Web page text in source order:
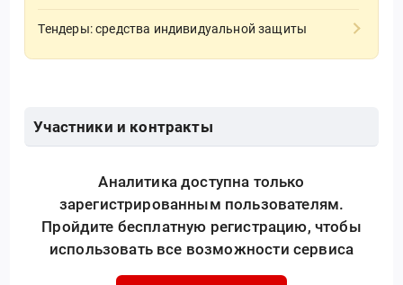
Тендеры: средства индивидуальной защиты
Участники и контракты
Аналитика доступна только
зарегистрированным пользователям.
Пройдите бесплатную регистрацию, чтобы
использовать все возможности сервиса